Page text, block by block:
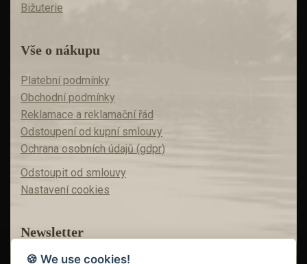
Bižuterie
Vše o nákupu
Platební podmínky
Obchodní podmínky
Reklamace a reklamační řád
Odstoupení od kupní smlouvy
Ochrana osobních údajů (gdpr)
Odstoupit od smlouvy
Nastavení cookies
Newsletter
Máte zájem o akční nabídky?
🍪 We use cookies!